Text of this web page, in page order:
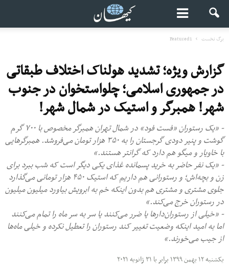
برگ نخست Featured1
گزارش ویژه؛ تشدید هولناک اختلاف طبقاتی
در جمهوری اسلامی؛ چلواستخوان در جنوب
شهر! همبرگر و استیک در شمال شهر!
- «یک رستوران «فست فود» در شمال تهران همبرگر مخصوص با ۷۰۰ گرم
گوشت و پنیر دودی گرجستان را به ۳۵۰ هزار تومان می‌فروشد. همبرگرهایی
با خاویار و میگو هم دارد که گرانتر هستند.»
- «یک نفر حاضر به خرید پسمانده غذای یکی دیگر است که شب ببرد برای
زن و بچه‌اش؛ و رستورانی هم داریم که استیک ۴۵۰ هزار تومانی می‌گذارد
جلوی مشتری و مشتری هم بدون اینکه خم به ابرویش بیاورد میلیون میلیون
در رستوران خرج می‌کند.»
- «خیلی از رستوران‌دار‌ها یا ضرر می‌کنند یا سر به سر ماه را تمام می‌کنند
اما به امید اینکه وضعیت تغییر کند رستوران را تعطیل نکرده‌ و خیلی ماه‌ها
از جیب می‌خورند.»
یکشنبه ۱۲ بهمن ۱۳۹۹ برابر با ۳۱ ژانویه ۲۰۲۱